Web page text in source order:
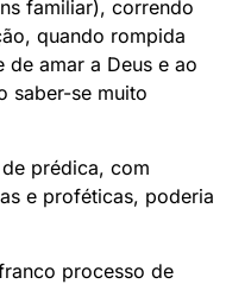
familiar), correndo
quando rompida
de amar a Deus e ao
saber-se muito
prédica, com
e proféticas, poderia
processo de